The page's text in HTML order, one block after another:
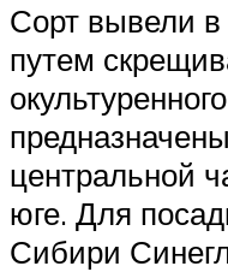
Сорт вывели
путем
центральной
юге. Для
Сибири